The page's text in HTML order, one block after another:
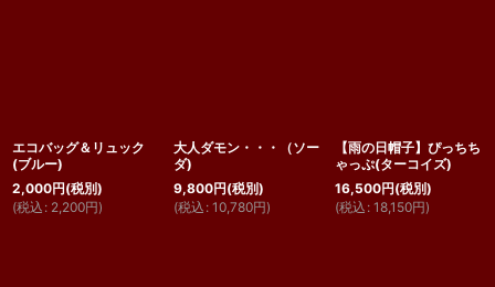
エコバッグ＆リュック
(ブルー)
2,000円(税別)
(税込 : 2,200円)
大人ダモン・・・（ソー
ダ)
9,800円(税別)
(税込 : 10,780円)
【雨の日帽子】ぴっちち
ゃっぷ(ターコイズ)
16,500円(税別)
(税込 : 18,150円)